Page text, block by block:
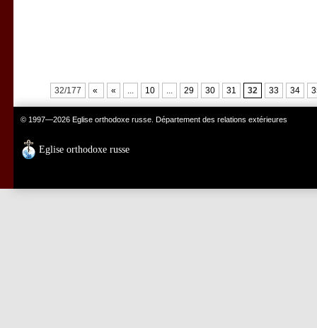
32/177 « « ... 10 ... 29 30 31 32 33 34
© 1997—2026 Eglise orthodoxe russe. Département des relations extérieures
Eglise orthodoxe russe